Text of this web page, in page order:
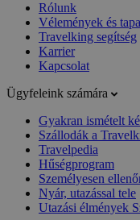
Rólunk
Vélemények és
Travelking segítség
Karrier
Kapcsolat
Ügyfeleink számára
Gyakran ismételt
Szállodák a
Travelpedia
Hűségprogram
Személyesen
Nyár, utazással tele
Utazási élmények